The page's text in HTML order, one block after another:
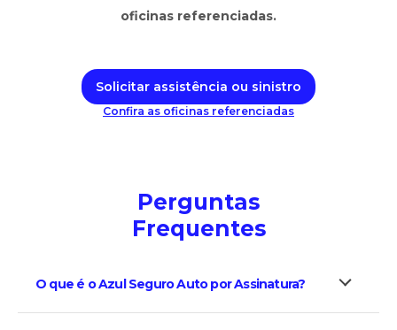
oficinas referenciadas.
Solicitar assistência ou sinistro
Confira as oficinas referenciadas
Perguntas
Frequentes
O que é o Azul Seguro Auto por Assinatura?